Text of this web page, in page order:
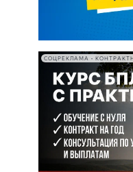
СОЦРЕКЛАМА •